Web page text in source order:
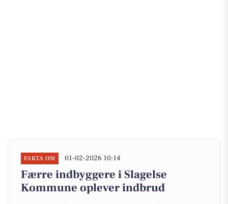
FAKTA OM 01-02-2026 10:14
Færre indbyggere i Slagelse
Kommune oplever indbrud